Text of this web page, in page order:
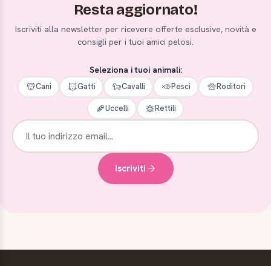
Resta aggiornato!
Iscriviti alla newsletter per ricevere offerte esclusive, novità e
consigli per i tuoi amici pelosi.
Seleziona i tuoi animali:
Cani Gatti Cavalli Pesci Roditori
Uccelli Rettili
Iscriviti